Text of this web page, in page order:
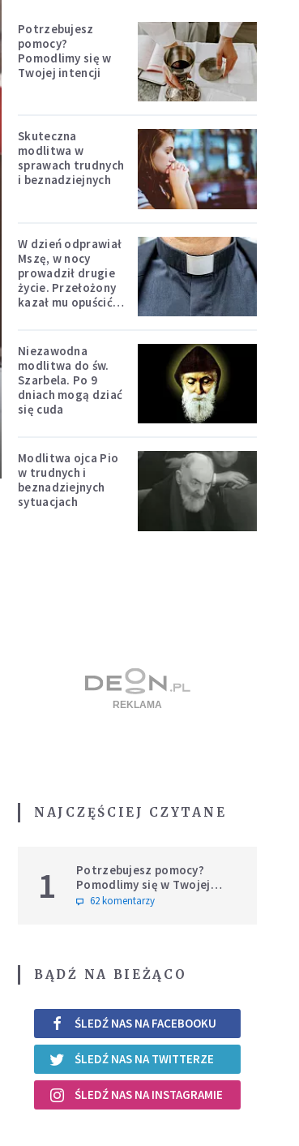
Potrzebujesz
pomocy?
Pomodlimy się w
Twojej intencji
Skuteczna
modlitwa w
sprawach trudnych
i beznadziejnych
W dzień odprawiał
Mszę, w nocy
prowadził drugie
życie. Przełożony
kazał mu opuścić
Niezawodna
modlitwa do św.
Szarbela. Po 9
dniach mogą dziać
się cuda
Modlitwa ojca Pio
w trudnych i
beznadziejnych
sytuacjach
NAJCZĘŚCIEJ CZYTANE
1
Potrzebujesz pomocy?
Pomodlimy się w Twojej
intencji
62 komentarzy
BĄDŹ NA BIEŻĄCO
ŚLEDŹ NAS NA FACEBOOKU
ŚLEDŹ NAS NA TWITTERZE
ŚLEDŹ NAS NA INSTAGRAMIE